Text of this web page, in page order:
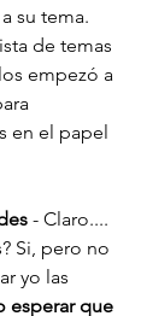
su tema.
de temas
empezó a
en el papel
- Claro....
Si, pero no
yo las
esperar que